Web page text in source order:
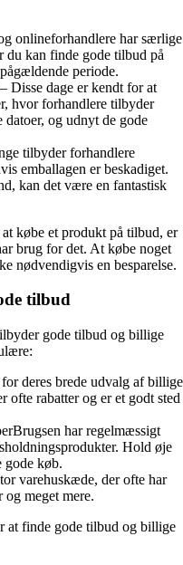
onlineforhandlere har særlige
du kan finde gode tilbud på
periode.
Disse dage er kendt for at
hvor forhandlere tilbyder
datoer, og udnyt de gode
tilbyder forhandlere
emballagen er beskadiget.
kan det være en fantastisk
købe et produkt på tilbud, er
brug for det. At købe noget
nødvendigvis en besparelse.
tilbud
gode tilbud og billige
deres brede udvalg af billige
rabatter og er et godt sted
har regelmæssigt
Hold øje
gode køb.
varehuskæde, der ofte har
meget mere.
at finde gode tilbud og billige